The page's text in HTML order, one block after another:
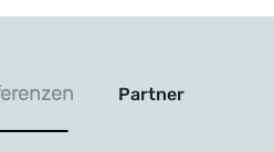
Partner